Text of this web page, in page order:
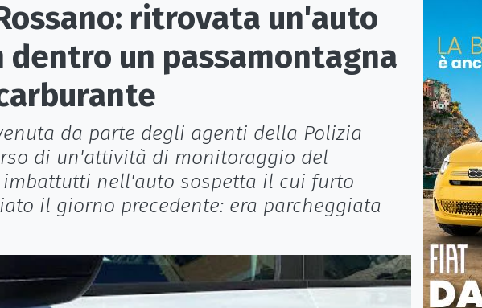
ritrovata un'auto
dentro un passamontagna
da parte degli agenti della Polizia
di un'attività di monitoraggio del
nell'auto sospetta il cui furto
il giorno precedente: era parcheggiata